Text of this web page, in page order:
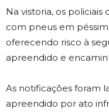
Na vistoria, os
com pneus em
oferecendo risco à
apreendido e
As notificações foram
apreendido por ato